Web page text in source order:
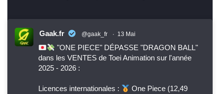
Gaak.fr @gaak_fr · 13 Mai
"ONE PIECE" DÉPASSE "DRAGON BALL"
dans les VENTES de Toei Animation sur l'année
2025 - 2026 :
Licences internationales :
One Piece (12,49